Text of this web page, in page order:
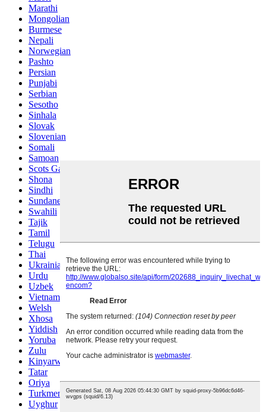
Marathi
Mongolian
Burmese
Nepali
Norwegian
Pashto
Persian
Punjabi
Serbian
Sesotho
Sinhala
Slovak
Slovenian
Somali
Samoan
Scots Gaelic
Shona
Sindhi
Sundanese
Swahili
Tajik
Tamil
Telugu
Thai
Ukrainian
Urdu
Uzbek
Vietnamese
Welsh
Xhosa
Yiddish
Yoruba
Zulu
Kinyarwanda
Tatar
Oriya
Turkmen
Uyghur